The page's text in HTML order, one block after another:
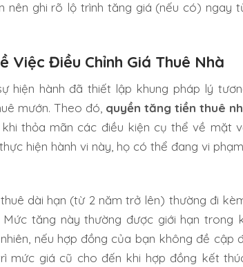
nên ghi rõ lộ trình tăng giá (nếu có) ngay
Việc Điều Chỉnh Giá Thuê Nhà
hiện hành đã thiết lập khung pháp lý
mướn. Theo đó, quyền tăng tiền thuê
thỏa mãn các điều kiện cụ thể về mặt
hiện hành vi này, họ có thể đang vi
dài hạn (từ 2 năm trở lên) thường đi
Mức tăng này thường được giới hạn trong
nếu hợp đồng của bạn không đề cập
mức giá cũ cho đến khi hợp đồng kết